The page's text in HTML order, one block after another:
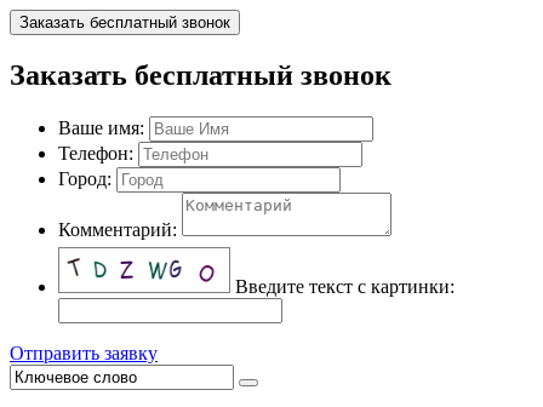
Заказать бесплатный звонок
Заказать бесплатный звонок
Ваше имя:
Телефон:
Город:
Комментарий:
Введите текст с картинки:
Отправить заявку